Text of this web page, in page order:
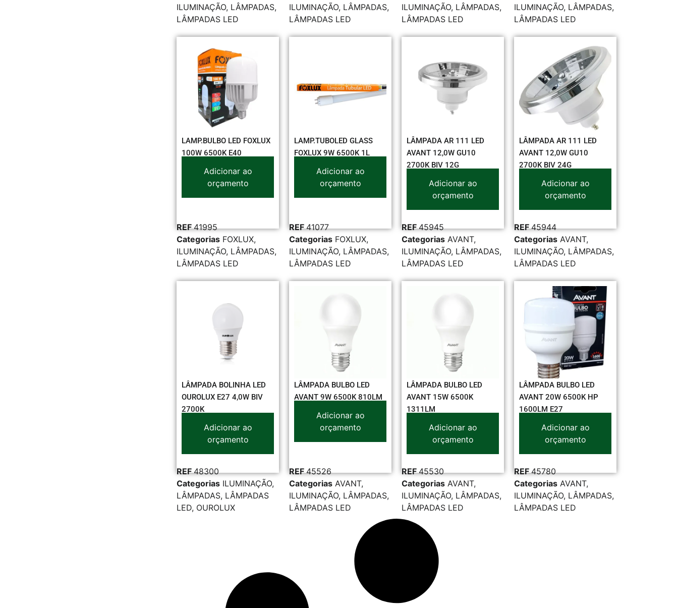
ILUMINAÇÃO, LÂMPADAS,
LÂMPADAS LED
ILUMINAÇÃO, LÂMPADAS,
LÂMPADAS LED
ILUMINAÇÃO, LÂMPADAS,
LÂMPADAS LED
ILUMINAÇÃO, LÂMPADAS,
LÂMPADAS LED
LAMP.BULBO LED FOXLUX
100W 6500K E40
Adicionar ao
orçamento
REF41995
Categorias FOXLUX,
ILUMINAÇÃO, LÂMPADAS,
LÂMPADAS LED
LAMP.TUBOLED GLASS
FOXLUX 9W 6500K 1L
Adicionar ao
orçamento
REF41077
Categorias FOXLUX,
ILUMINAÇÃO, LÂMPADAS,
LÂMPADAS LED
LÂMPADA AR 111 LED
AVANT 12,0W GU10
2700K BIV 12G
Adicionar ao
orçamento
REF45945
Categorias AVANT,
ILUMINAÇÃO, LÂMPADAS,
LÂMPADAS LED
LÂMPADA AR 111 LED
AVANT 12,0W GU10
2700K BIV 24G
Adicionar ao
orçamento
REF45944
Categorias AVANT,
ILUMINAÇÃO, LÂMPADAS,
LÂMPADAS LED
LÂMPADA BOLINHA LED
OUROLUX E27 4,0W BIV
2700K
Adicionar ao
orçamento
REF48300
Categorias ILUMINAÇÃO,
LÂMPADAS, LÂMPADAS
LED, OUROLUX
LÂMPADA BULBO LED
AVANT 9W 6500K 810LM
Adicionar ao
orçamento
REF45526
Categorias AVANT,
ILUMINAÇÃO, LÂMPADAS,
LÂMPADAS LED
LÂMPADA BULBO LED
AVANT 15W 6500K
1311LM
Adicionar ao
orçamento
REF45530
Categorias AVANT,
ILUMINAÇÃO, LÂMPADAS,
LÂMPADAS LED
LÂMPADA BULBO LED
AVANT 20W 6500K HP
1600LM E27
Adicionar ao
orçamento
REF45780
Categorias AVANT,
ILUMINAÇÃO, LÂMPADAS,
LÂMPADAS LED